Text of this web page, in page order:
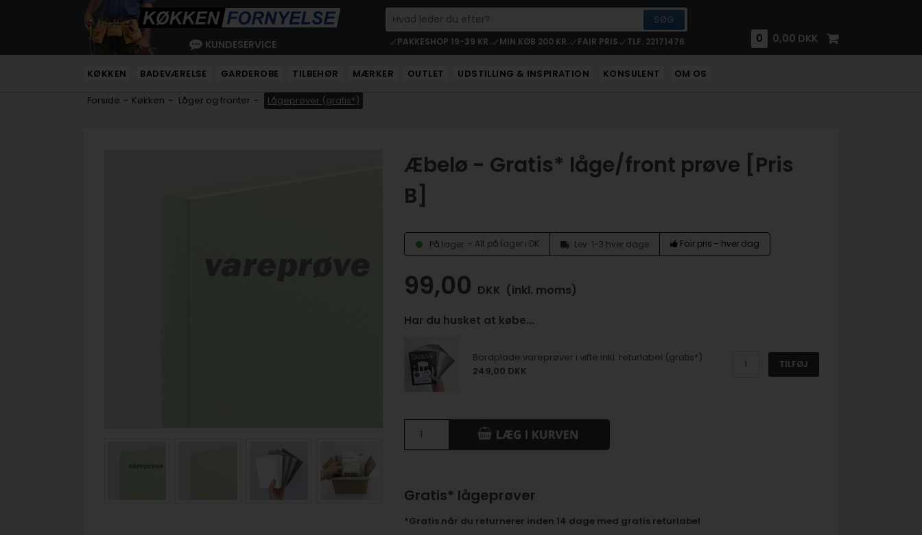
PAKKESHOP 19-39 KR. MIN.KØB 200 KR. FAIR PRIS TLF. 22171476
KUNDESERVICE 0 0,00 DKK
KØKKEN BADEVÆRELSE GARDEROBE TILBEHØR MÆRKER OUTLET UDSTILLING & INSPIRATION KONSULENT OM OS
Forside - Køkken - Låger og fronter - Lågeprøver (gratis*)
Æbelø - Gratis* låge/front prøve [Pris
B]
På lager - Alt på lager i DK Lev. 1-3 hver dage Fair pris - hver dag
99,00 DKK (inkl. moms)
Har du husket at købe…
TILFØJ
Bordplade vareprøver i vifte inkl. returlabel (gratis*)
249,00 DKK
Gratis* lågeprøver
*Gratis når du returnerer inden 14 dage med gratis returlabel